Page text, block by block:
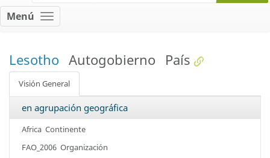
Menú
Lesotho Autogobierno País
Visión General
en agrupación geográfica
Africa Continente
FAO_2006 Organización